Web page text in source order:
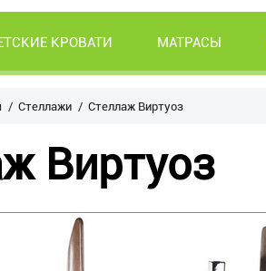
КРОВАТИ МАТРАСЫ
Стеллажи Стеллаж Виртуоз
Виртуоз